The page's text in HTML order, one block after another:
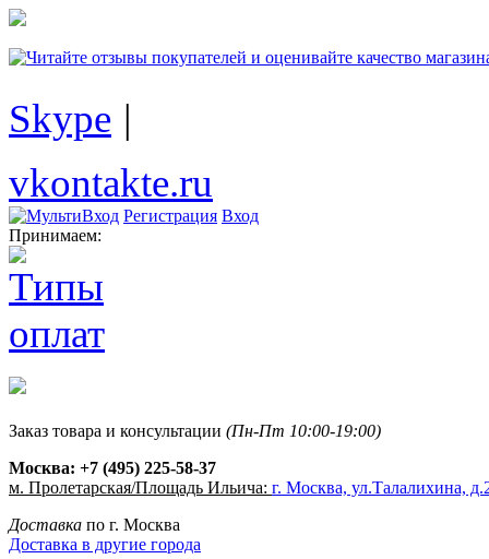
Skype |
vkontakte.ru
Регистрация Вход
Принимаем:
Заказ товара и консультации (Пн-Пт 10:00-19:00)
Москва: +7 (495) 225-58-37
м. Пролетарская/Площадь Ильича: г. Москва, ул.Талалихина,
Доставка по г. Москва
Доставка в другие города